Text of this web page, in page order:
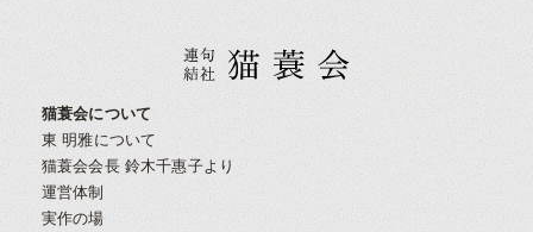
猫蓑会について
東 明雅について
猫蓑会会長 鈴木千惠子より
運営体制
実作の場